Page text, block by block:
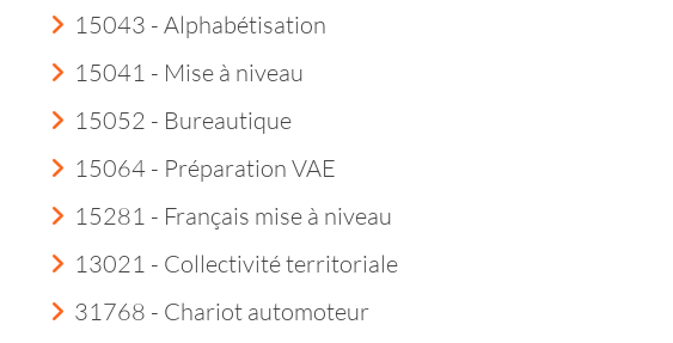
15043 - Alphabétisation
15041 - Mise à niveau
15052 - Bureautique
15064 - Préparation VAE
15281 - Français mise à niveau
13021 - Collectivité territoriale
31768 - Chariot automoteur